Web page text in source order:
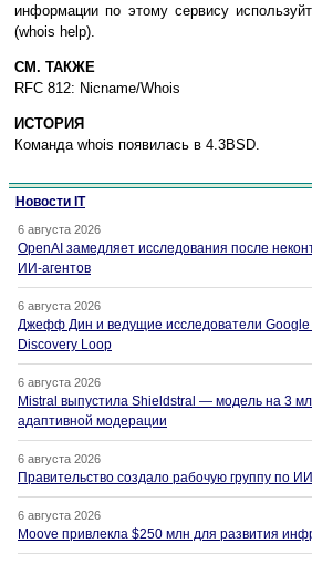
информации по этому сервису
(whois help).
СМ. ТАКЖЕ
RFC 812: Nicname/Whois
ИСТОРИЯ
Команда whois появилась в 4.3BSD.
Новости IT
6 августа 2026
OpenAI замедляет исследования после
ИИ-агентов
6 августа 2026
Джефф Дин и ведущие исследователи Google
Discovery Loop
6 августа 2026
Mistral выпустила Shieldstral — модель на 3
адаптивной модерации
6 августа 2026
Правительство создало рабочую группу по
6 августа 2026
Moove привлекла $250 млн для развития